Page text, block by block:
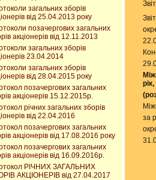
загальних зборів
від 25.04.2013 року
позачергових загальних
акціонерів від 12.11.2013
загальних зборів
23.04.2014
загальних зборів
від 28.04.2015 року
позачергових загальних
акціонерів 15.12.2015р.
річних загальних зборів
від 22.04.2016
позачергових загальних
акціонерів від 17.08.2016 року
позачергових загальних
акціонерів від 16.09.2016р.
РІЧНИХ ЗАГАЛЬНИХ
АКЦІОНЕРІВ від 27.04.2017
за